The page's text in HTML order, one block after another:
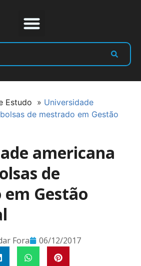
Estudo » Universidade
de mestrado em Gestão
americana
de
Gestão
Fora 06/12/2017